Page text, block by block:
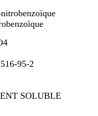
95-2
SOLUBLE